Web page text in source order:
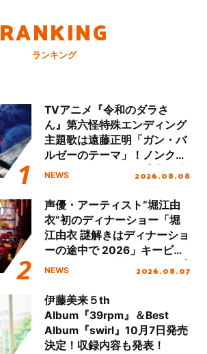
RANKING
ランキング
TVアニメ『令和のダラさ
ん』第六怪特殊エンディング
主題歌は遠藤正明「ガン・バ
ルゼーのテーマ」！ノンクレ
ジットエンディング映像も公
NEWS 2026.08.08
声優・アーティスト“堀江由
衣”初のディナーショー「堀
江由衣 謎解きはディナーショ
ーの途中で 2026」キービジ
ュアル＆グッズラインナップ
NEWS 2026.08.07
伊藤美来５th
Album『39rpm』＆Best
Album『swirl』10月7日発売
決定！収録内容も発表！